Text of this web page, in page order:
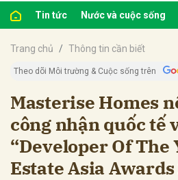
Tin tức Nước và cuộc sống
Trang chủ Thông tin cần biết
Theo dõi Môi trường & Cuộc sống trên
Masterise Homes
công nhận quốc tế
“Developer Of The
Estate Asia